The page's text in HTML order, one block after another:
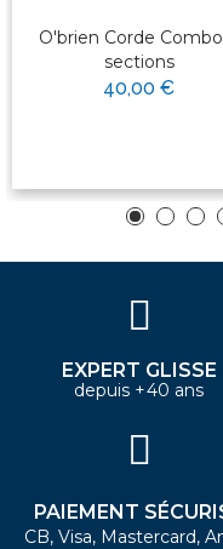
O'brien Corde
sections
40,00 €
EXPERT GLISSE
depuis +40 ans
PAIEMENT
CB, Visa, Mastercard,